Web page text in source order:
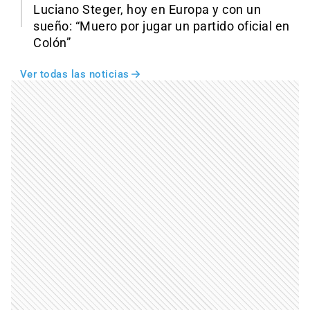
Luciano Steger, hoy en Europa y con un
sueño: “Muero por jugar un partido oficial en
Colón”
Ver todas las noticias